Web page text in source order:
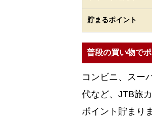
貯まるポイント
普段の買い物で
コンビニ、スー
代など、JTB旅
ポイント貯まり